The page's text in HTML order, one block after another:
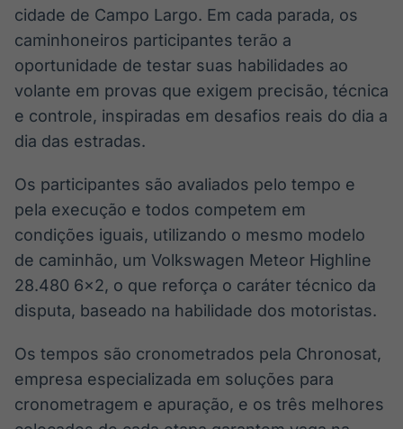
cidade de Campo Largo. Em cada parada, os
caminhoneiros participantes terão a
oportunidade de testar suas habilidades ao
volante em provas que exigem precisão, técnica
e controle, inspiradas em desafios reais do dia a
dia das estradas.
Os participantes são avaliados pelo tempo e
pela execução e todos competem em
condições iguais, utilizando o mesmo modelo
de caminhão, um Volkswagen Meteor Highline
28.480 6×2, o que reforça o caráter técnico da
disputa, baseado na habilidade dos motoristas.
Os tempos são cronometrados pela Chronosat,
empresa especializada em soluções para
cronometragem e apuração, e os três melhores